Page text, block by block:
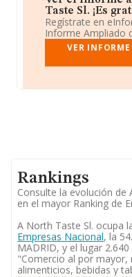
Taste Sl. ¡Es
Regístrate en
Informe Ampliado
VER
Rankings
Consulte la evolución de
en el mayor Ranking de
A North Taste Sl. ocupa
Empresas Nacional, la
MADRID, y el lugar
"Comercio al por mayor,
alimenticios, bebidas y